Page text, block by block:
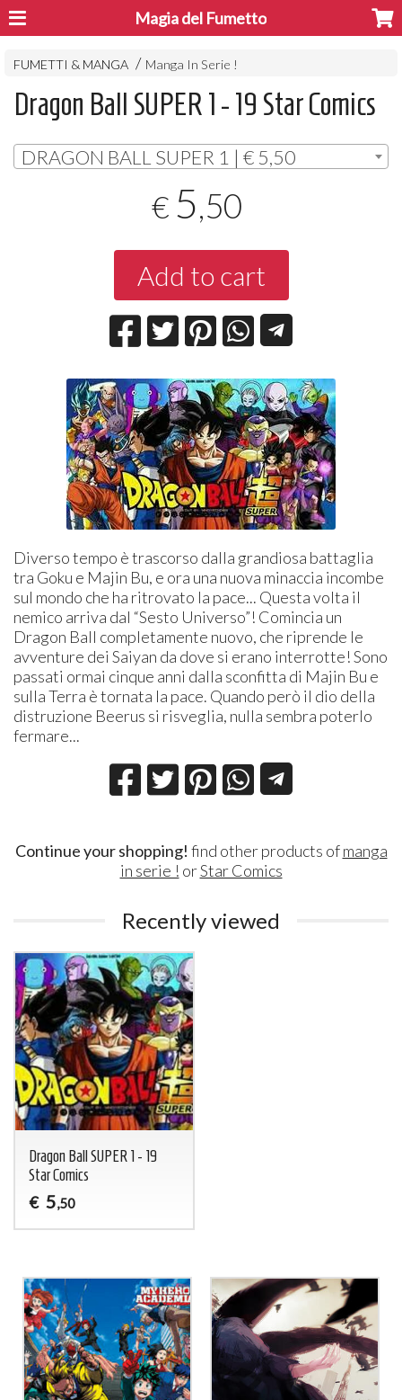
Magia del Fumetto
FUMETTI & MANGA Manga In Serie !
Dragon Ball SUPER 1 - 19 Star Comics
DRAGON BALL SUPER 1 | € 5,50
€ 5,50
Add to cart
Diverso tempo è trascorso dalla grandiosa battaglia
tra Goku e Majin Bu, e ora una nuova minaccia incombe
sul mondo che ha ritrovato la pace... Questa volta il
nemico arriva dal “Sesto Universo”! Comincia un
Dragon Ball completamente nuovo, che riprende le
avventure dei Saiyan da dove si erano interrotte! Sono
passati ormai cinque anni dalla sconfitta di Majin Bu e
sulla Terra è tornata la pace. Quando però il dio della
distruzione Beerus si risveglia, nulla sembra poterlo
fermare...
Continue your shopping! find other products ofmanga
in serie ! orStar Comics
Recently viewed
Dragon Ball SUPER 1 - 19
Star Comics
€ 5,50